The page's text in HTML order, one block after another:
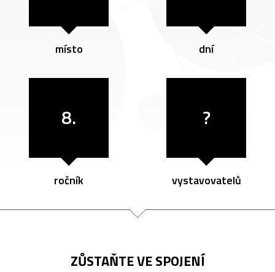
místo dní
8.
ročník
?
vystavovatelů
ZŮSTAŇTE VE SPOJENÍ